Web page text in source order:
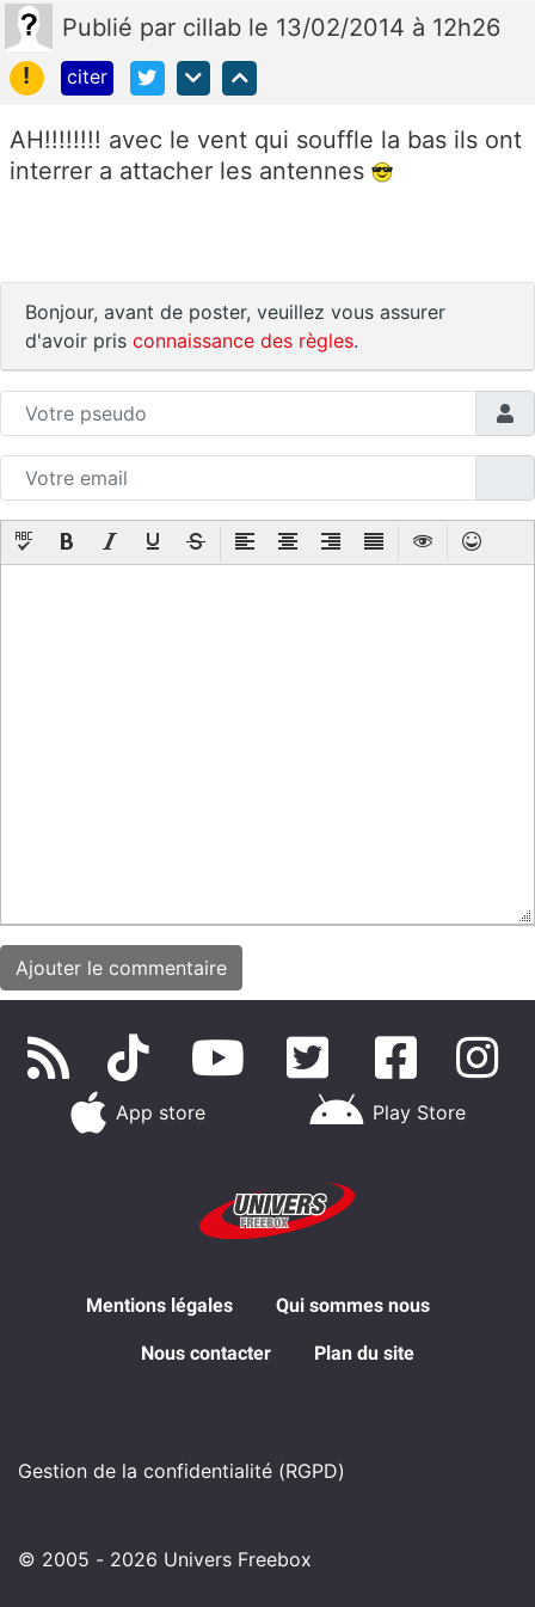
Publié par cillab le 13/02/2014 à 12h26
!
citer
AH!!!!!!!! avec le vent qui souffle la bas ils ont
interrer a attacher les antennes
Bonjour, avant de poster, veuillez vous assurer
d'avoir pris connaissance des règles.
App store Play Store
Mentions légales Qui sommes nous
Nous contacter Plan du site
Gestion de la confidentialité (RGPD)
© 2005 - 2026 Univers Freebox